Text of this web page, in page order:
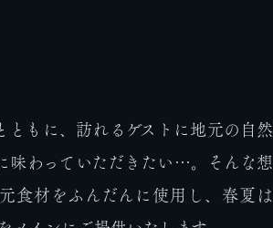
ともに、訪れるゲストに地元の自然
味わっていただきたい…。そんな想
食材をふんだんに使用し、春夏は